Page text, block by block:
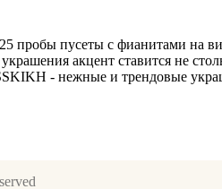
пробы пусеты с фианитами на
акцент ставится не
- нежные и трендовые